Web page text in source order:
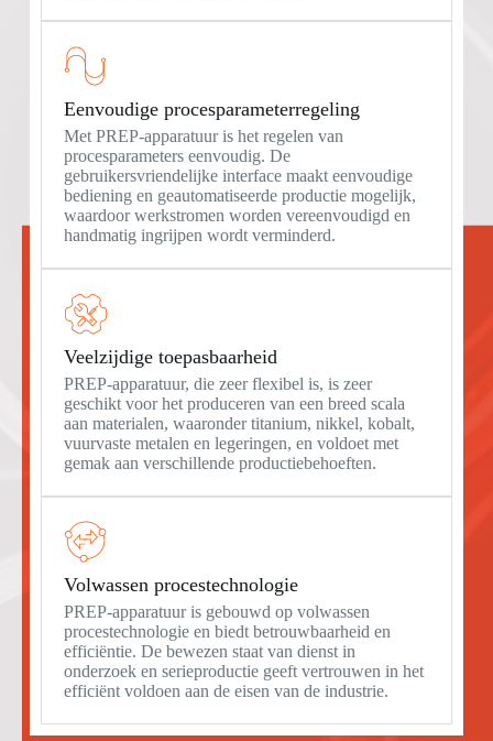
Eenvoudige procesparameterregeling
Met PREP-apparatuur is het regelen van
procesparameters eenvoudig. De
gebruikersvriendelijke interface maakt eenvoudige
bediening en geautomatiseerde productie mogelijk,
waardoor werkstromen worden vereenvoudigd en
handmatig ingrijpen wordt verminderd.
Veelzijdige toepasbaarheid
PREP-apparatuur, die zeer flexibel is, is zeer
geschikt voor het produceren van een breed scala
aan materialen, waaronder titanium, nikkel, kobalt,
vuurvaste metalen en legeringen, en voldoet met
gemak aan verschillende productiebehoeften.
Volwassen procestechnologie
PREP-apparatuur is gebouwd op volwassen
procestechnologie en biedt betrouwbaarheid en
efficiëntie. De bewezen staat van dienst in
onderzoek en serieproductie geeft vertrouwen in het
efficiënt voldoen aan de eisen van de industrie.